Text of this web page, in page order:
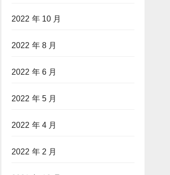
2022 年 10 月
2022 年 8 月
2022 年 6 月
2022 年 5 月
2022 年 4 月
2022 年 2 月